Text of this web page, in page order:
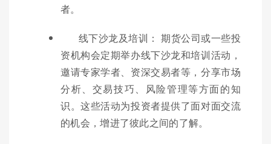
者。
线下沙龙及培训： 期货公司或一些投
资机构会定期举办线下沙龙和培训活动，
邀请专家学者、资深交易者等，分享市场
分析、交易技巧、风险管理等方面的知
识。这些活动为投资者提供了面对面交流
的机会，增进了彼此之间的了解。